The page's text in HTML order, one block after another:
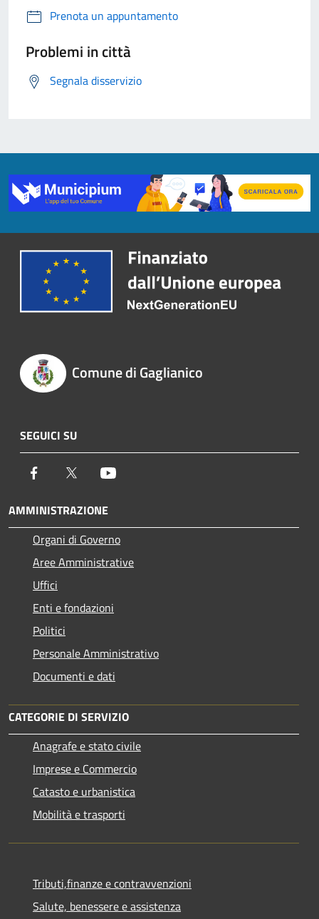
Prenota un appuntamento
Problemi in città
Segnala disservizio
Comune di Gaglianico
SEGUICI SU
Facebook Twitter
AMMINISTRAZIONE
Organi di Governo
Aree Amministrative
Uffici
Enti e fondazioni
Politici
Personale Amministrativo
Documenti e dati
CATEGORIE DI SERVIZIO
Anagrafe e stato civile
Imprese e Commercio
Catasto e urbanistica
Mobilità e trasporti
Tributi,finanze e contravvenzioni
Salute, benessere e assistenza